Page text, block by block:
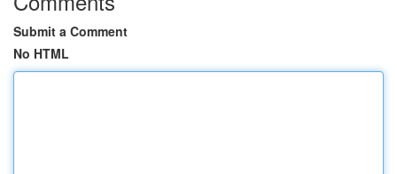
Submit a Comment
No HTML